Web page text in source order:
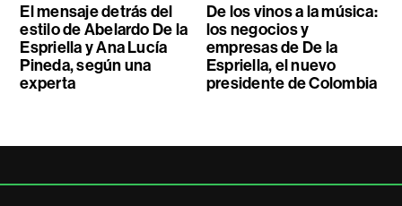
El mensaje detrás del
estilo de Abelardo De la
Espriella y Ana Lucía
Pineda, según una
experta
De los vinos a la música:
los negocios y
empresas de De la
Espriella, el nuevo
presidente de Colombia